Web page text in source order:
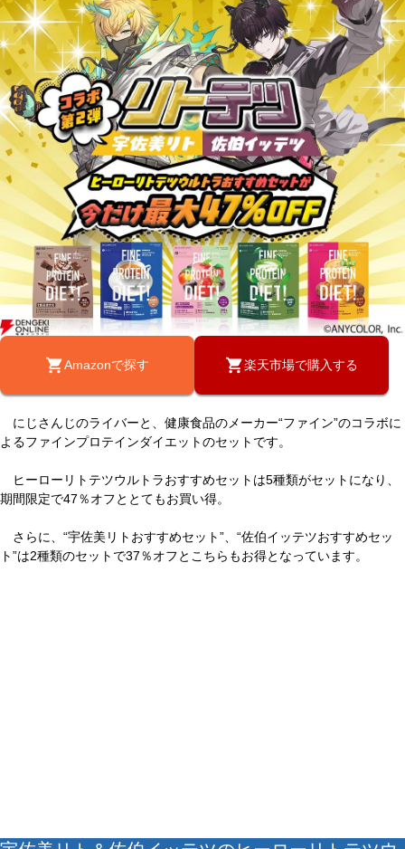
Amazonで探す 楽天市場で購入する
にじさんじのライバーと、健康食品のメーカー“ファイン”のコラボに
よるファインプロテインダイエットのセットです。
ヒーローリトテツウルトラおすすめセットは5種類がセットになり、
期間限定で47％オフととてもお買い得。
さらに、“宇佐美リトおすすめセット”、“佐伯イッテツおすすめセッ
ト”は2種類のセットで37％オフとこちらもお得となっています。